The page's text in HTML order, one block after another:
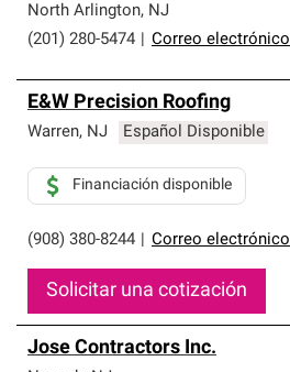
North Arlington, NJ
(201) 280-5474
Correo electrónico
E&W Precision Roofing
Warren, NJ Español Disponible
(908) 380-8244 Correo electrónico
Financiación disponible
Solicitar una cotización
Jose Contractors Inc.